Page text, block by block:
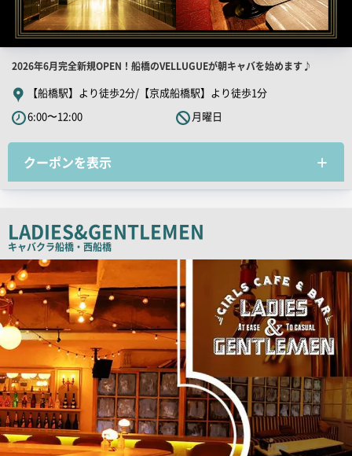
店
舗
PR
キ
ャ
チ
ー
2026年6月完全新規OPEN！船橋のVELLUGUEが朝キャバを始めます♪
【船橋駅】より徒歩2分/【京成船橋駅】より徒歩1分
6:00〜12:00
月曜日
クーポンを表示
LADIES&GENTLEMEN
キャバクラ船橋・西船橋
舗
PR
画
像